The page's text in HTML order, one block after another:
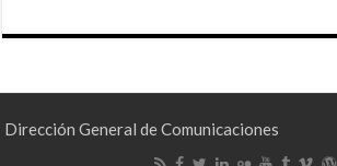
Dirección General de Comunicaciones